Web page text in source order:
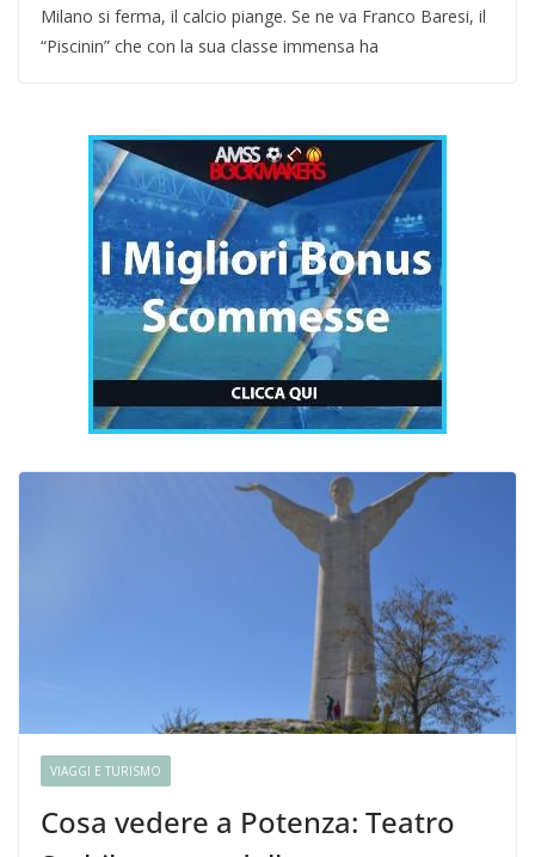
Milano si ferma, il calcio piange. Se ne va Franco Baresi, il
“Piscinin” che con la sua classe immensa ha
VIAGGI E TURISMO
Cosa vedere a Potenza: Teatro